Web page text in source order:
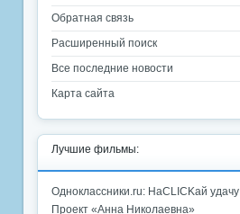
Обратная связь
Расширенный поиск
Все последние новости
Карта сайта
Лучшие фильмы:
Одноклассники.ru: НаCLICKай удачу
Проект «Анна Николаевна»